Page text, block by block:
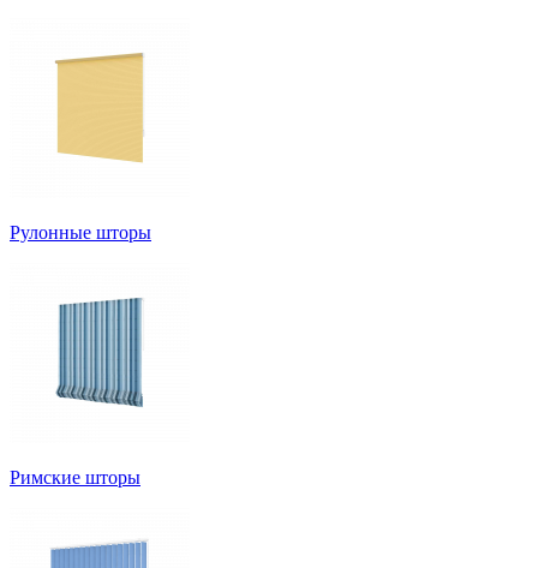
Рулонные шторы
Римские шторы